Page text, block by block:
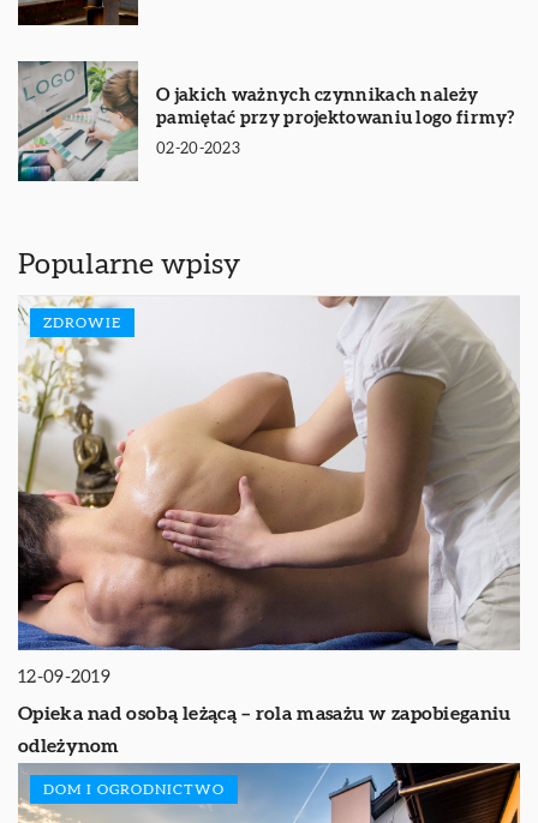
O jakich ważnych czynnikach należy
pamiętać przy projektowaniu logo firmy?
02-20-2023
Popularne wpisy
ZDROWIE
12-09-2019
Opieka nad osobą leżącą – rola masażu w zapobieganiu
odleżynom
DOM I OGRODNICTWO